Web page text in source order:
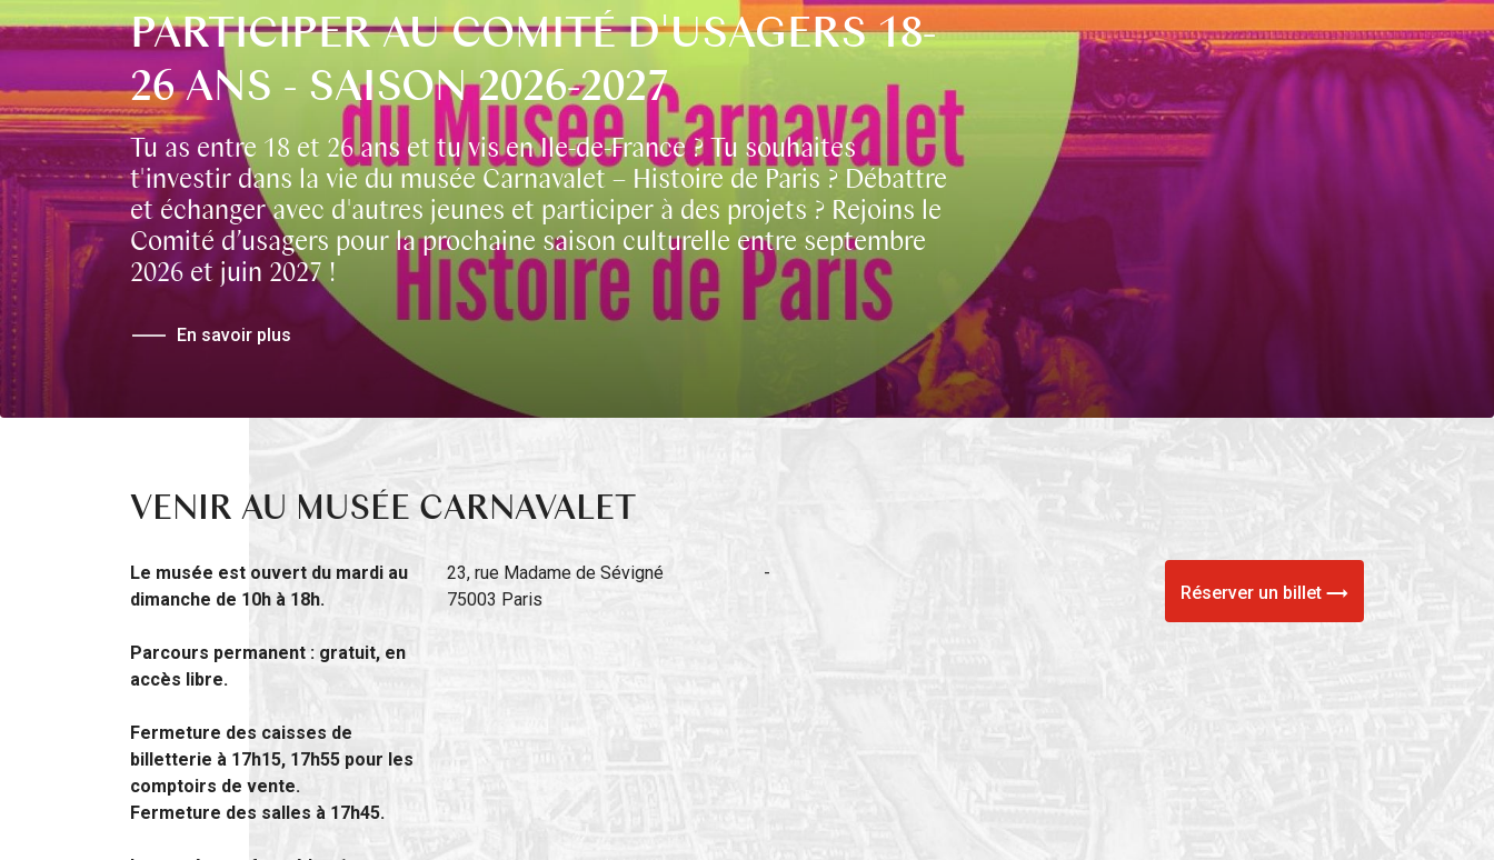
PARTICIPER AU COMITÉ D'USAGERS 18-
26 ANS - SAISON 2026-2027
Tu as entre 18 et 26 ans et tu vis en Ile-de-France ? Tu souhaites
t'investir dans la vie du musée Carnavalet – Histoire de Paris ? Débattre
et échanger avec d'autres jeunes et participer à des projets ? Rejoins le
Comité d’usagers pour la prochaine saison culturelle entre septembre
2026 et juin 2027 !
En savoir plus
VENIR AU MUSÉE CARNAVALET
Le musée est ouvert du mardi au
dimanche de 10h à 18h.
Parcours permanent : gratuit, en
accès libre.
Fermeture des caisses de
billetterie à 17h15, 17h55 pour les
comptoirs de vente.
Fermeture des salles à 17h45.
23, rue Madame de Sévigné
75003 Paris
-
Réserver un billet